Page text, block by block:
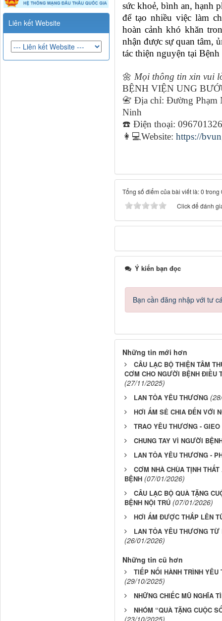
sức khoẻ, bình an, hạnh
để tạo nhiều việc làm
hoàn cảnh khó khăn
nhận được sự quan tâm,
tác thiện nguyện tại
🌼 Mọi thông tin xin vui
BỆNH VIỆN UNG
📇 Địa chỉ: Đường Phạm
Ninh
☎ Điện thoại:
👩💻Website: https://
Tổng số điểm của bài viết là: 0 trong
Click để đánh
Ý kiến bạn đọc
Bạn cần đăng nhập với tư
Những tin mới hơn
CÂU LẠC BỘ THIỆN TÂM
CƠM CHO NGƯỜI BỆNH ĐIỀU
(27/11/2025)
LAN TỎA YÊU THƯƠNG
HƠI ẤM SẺ CHIA ĐẾN VỚI
TRAO YÊU THƯƠNG - GIEO
CHUNG TAY VÌ NGƯỜI
LAN TỎA YÊU THƯƠNG -
CƠM NHÀ CHÙA TỊNH
BỆNH (07/01/2026)
CÂU LẠC BỘ QUÀ TẶNG
BỆNH NỘI TRÚ (07/01/2026)
HƠI ẤM ĐƯỢC THẮP LÊN
LAN TỎA YÊU THƯƠNG TỪ
(26/01/2026)
Những tin cũ hơn
TIẾP NỐI HÀNH TRÌNH
(29/10/2025)
NHỮNG CHIẾC MŨ NGHĨA
NHÓM “QUÀ TẶNG CUỘC
Liên kết Website